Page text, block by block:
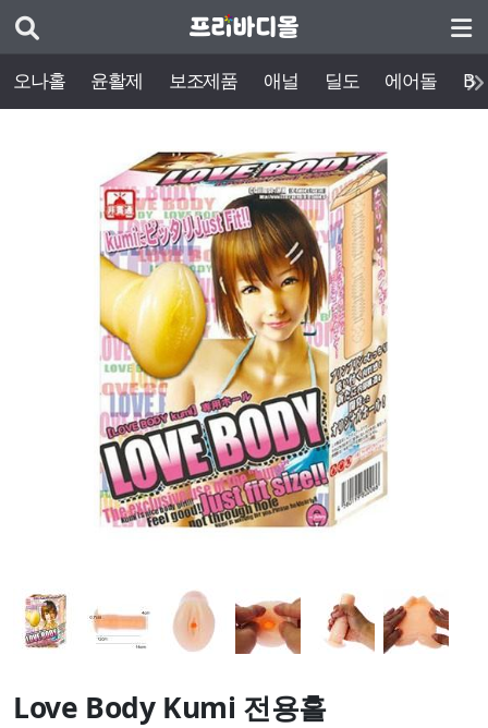
오나홀 윤활제 보조제품 애널 딜도 에어돌
Love Body Kumi 전용홀